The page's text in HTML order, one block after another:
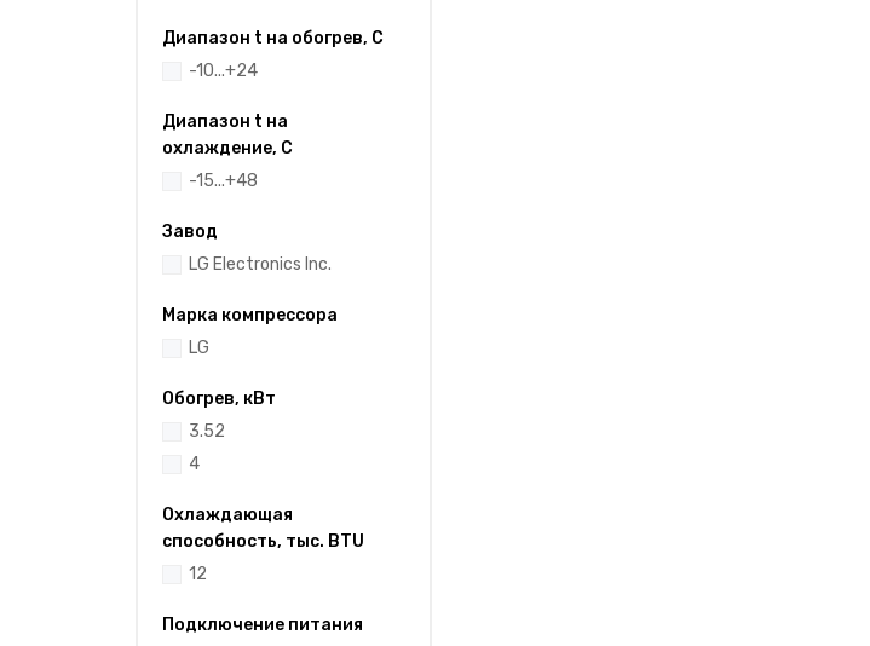
Диапазон t на обогрев, С
-10...+24
Диапазон t на
охлаждение, С
-15...+48
Завод
LG Electronics Inc.
Марка компрессора
LG
Обогрев, кВт
3.52
4
Охлаждающая
способность, тыс. BTU
12
Подключение питания